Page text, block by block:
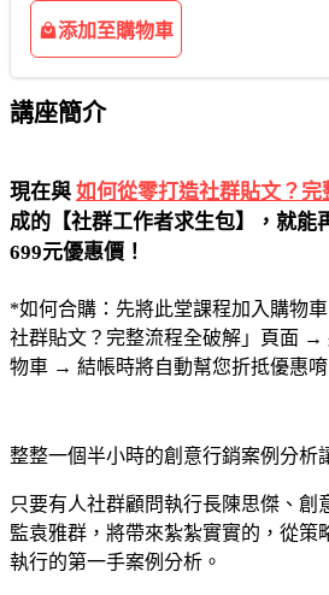
添加至購物車
講座簡介
現在與 如何從零打造社群貼文？完
成的【社群工作者求生包】，就能
699元優惠價！
*如何合購：先將此堂課程加入購物
社群貼文？完整流程全破解」頁面 →
物車 → 結帳時將自動幫您折抵優惠唷
整整一個半小時的創意行銷案例分析
只要有人社群顧問執行長陳思傑、創
監袁雅群，將帶來紮紮實實的，從策
執行的第一手案例分析。